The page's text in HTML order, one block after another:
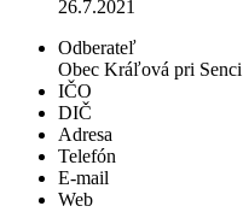
26.7.2021
Odberateľ
Obec Kráľová pri Senci
IČO
DIČ
Adresa
Telefón
E-mail
Web